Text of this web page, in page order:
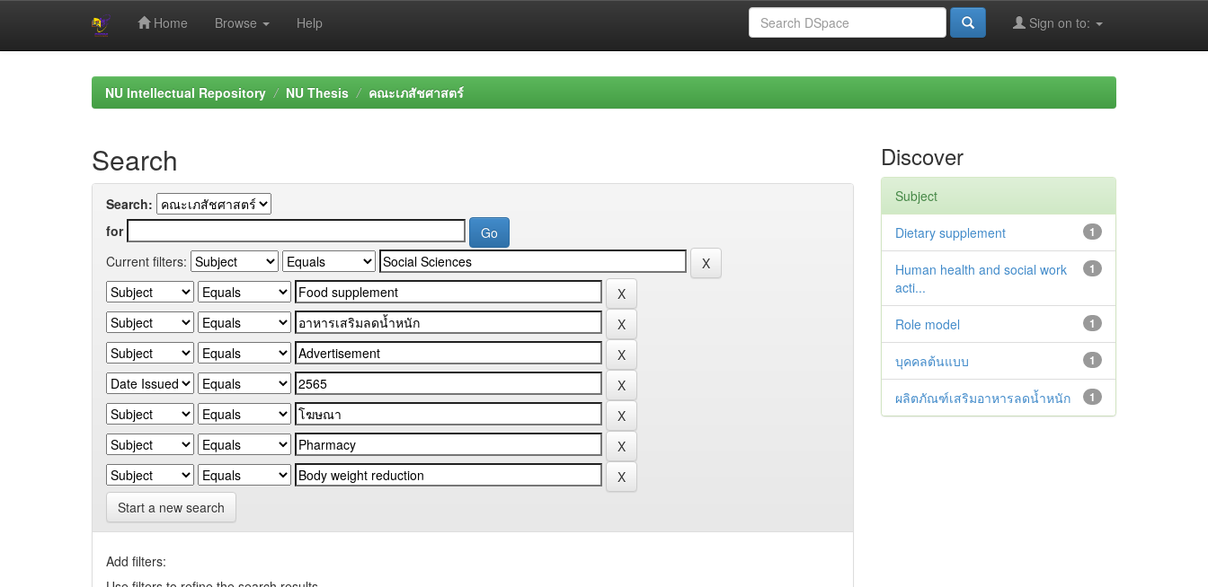
Home Browse Help Sign on to:
NU Intellectual Repository NU Thesis คณะเภสัชศาสตร์
Search
Search:
for
Current filters:
Start a new search
Add filters:
Discover
Subject
1
Dietary supplement
1
Human health and social work
acti...
1
Role model
1
บุคคลต้นแบบ
1
ผลิตภัณฑ์เสริมอาหารลดน้ำหนัก